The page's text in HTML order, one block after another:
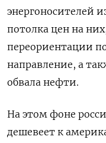
энергоносителей
потолка цен на
переориентации
направление, а
обвала нефти.
На этом фоне
дешевеет к